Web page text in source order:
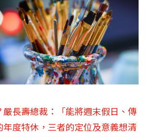
嚴長壽總裁：「能將週末假日、傳
年度特休，三者的定位及意義想清